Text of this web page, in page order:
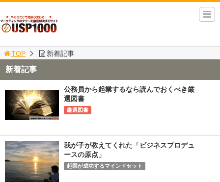
TOP 新着記事
新着記事
公務員から起業するなら読んでおくべき厳
選図書
厳選図書
我が子が教えてくれた「ビジネスプロデュ
ースの原点」
起業が成功するマインドセット